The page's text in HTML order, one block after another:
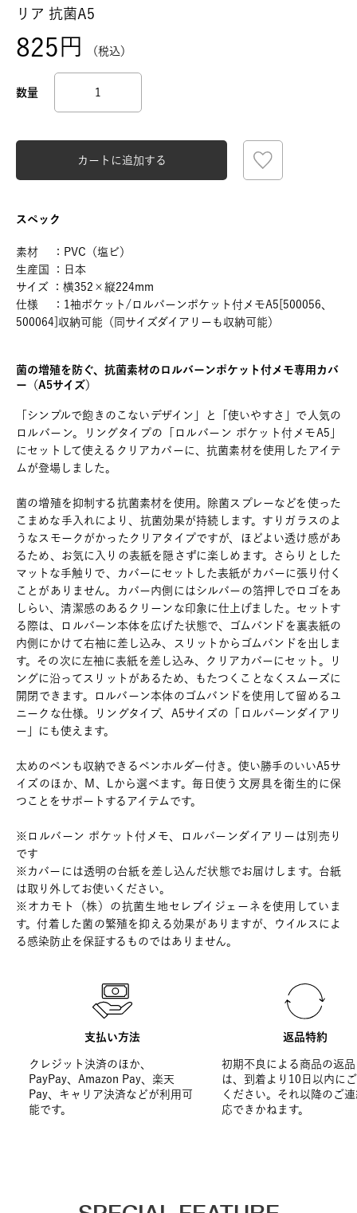
リア 抗菌A5
825 税込
カートに追加する
スペック
素材 ：PVC（塩ビ）
生産国 ：日本
サイズ ：横352×縦224mm
仕様 ：1袖ポケット/ロルバーンポケット付メモA5[500056、
500064]収納可能（同サイズダイアリーも収納可能）
菌の増殖を防ぐ、抗菌素材のロルバーンポケット付メモ専用カバ
ー（A5サイズ）
「シンプルで飽きのこないデザイン」と「使いやすさ」で人気の
ロルバーン。リングタイプの「ロルバーン ポケット付メモA5」
にセットして使えるクリアカバーに、抗菌素材を使用したアイテ
ムが登場しました。
菌の増殖を抑制する抗菌素材を使用。除菌スプレーなどを使った
こまめな手入れにより、抗菌効果が持続します。すりガラスのよ
うなスモークがかったクリアタイプですが、ほどよい透け感があ
るため、お気に入りの表紙を隠さずに楽しめます。さらりとした
マットな手触りで、カバーにセットした表紙がカバーに張り付く
ことがありません。カバー内側にはシルバーの箔押しでロゴをあ
しらい、清潔感のあるクリーンな印象に仕上げました。セットす
る際は、ロルバーン本体を広げた状態で、ゴムバンドを裏表紙の
内側にかけて右袖に差し込み、スリットからゴムバンドを出しま
す。その次に左袖に表紙を差し込み、クリアカバーにセット。リ
ングに沿ってスリットがあるため、もたつくことなくスムーズに
開閉できます。ロルバーン本体のゴムバンドを使用して留めるユ
ニークな仕様。リングタイプ、A5サイズの「ロルバーンダイアリ
ー」にも使えます。
太めのペンも収納できるペンホルダー付き。使い勝手のいいA5サ
イズのほか、M、Lから選べます。毎日使う文房具を衛生的に保
つことをサポートするアイテムです。
※ロルバーン ポケット付メモ、ロルバーンダイアリーは別売り
です
※カバーには透明の台紙を差し込んだ状態でお届けします。台紙
は取り外してお使いください。
※オカモト（株）の抗菌生地セレブイジェーネを使用していま
す。付着した菌の繁殖を抑える効果がありますが、ウイルスによ
る感染防止を保証するものではありません。
支払い方法
クレジット決済のほか、
PayPay、Amazon Pay、楽天
Pay、キャリア決済などが利用可
能です。
返品特約
初期不良による商品の返
は、到着より10日以内に
ください。それ以降のご
応できかねます。